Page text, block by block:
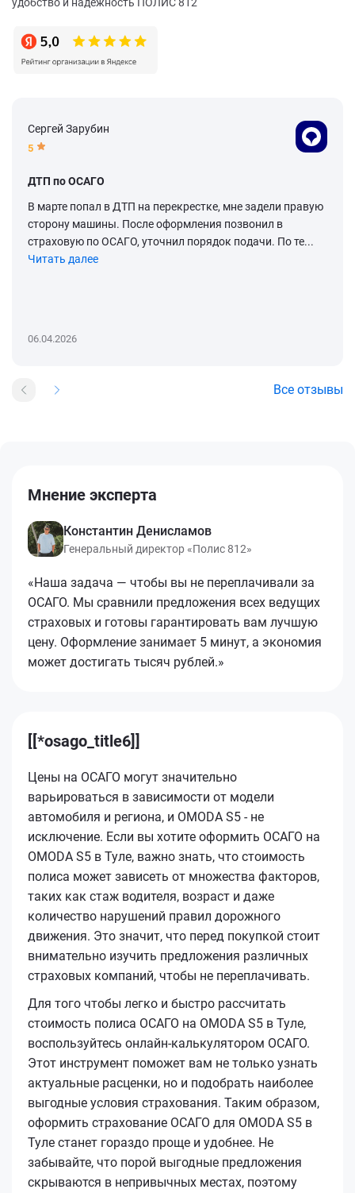
Сергей Зарубин
5
ДТП по ОСАГО
В марте попал в ДТП на перекрестке, мне задели правую
сторону машины. После оформления позвонил в
страховую по ОСАГО, уточнил порядок подачи. По те...
Читать далее
06.04.2026
Все отзывы
Мнение эксперта
Константин Денисламов
Генеральный директор «Полис 812»
«Наша задача — чтобы вы не переплачивали за
ОСАГО. Мы сравнили предложения всех ведущих
страховых и готовы гарантировать вам лучшую
цену. Оформление занимает 5 минут, а экономия
может достигать тысяч рублей.»
[[*osago_title6]]
Цены на ОСАГО могут значительно
варьироваться в зависимости от модели
автомобиля и региона, и OMODA S5 - не
исключение. Если вы хотите оформить ОСАГО на
OMODA S5 в Туле, важно знать, что стоимость
полиса может зависеть от множества факторов,
таких как стаж водителя, возраст и даже
количество нарушений правил дорожного
движения. Это значит, что перед покупкой стоит
внимательно изучить предложения различных
страховых компаний, чтобы не переплачивать.
Для того чтобы легко и быстро рассчитать
стоимость полиса ОСАГО на OMODA S5 в Туле,
воспользуйтесь онлайн-калькулятором ОСАГО.
Этот инструмент поможет вам не только узнать
актуальные расценки, но и подобрать наиболее
выгодные условия страхования. Таким образом,
оформить страхование ОСАГО для OMODA S5 в
Туле станет гораздо проще и удобнее. Не
забывайте, что порой выгодные предложения
скрываются в непривычных местах, поэтому